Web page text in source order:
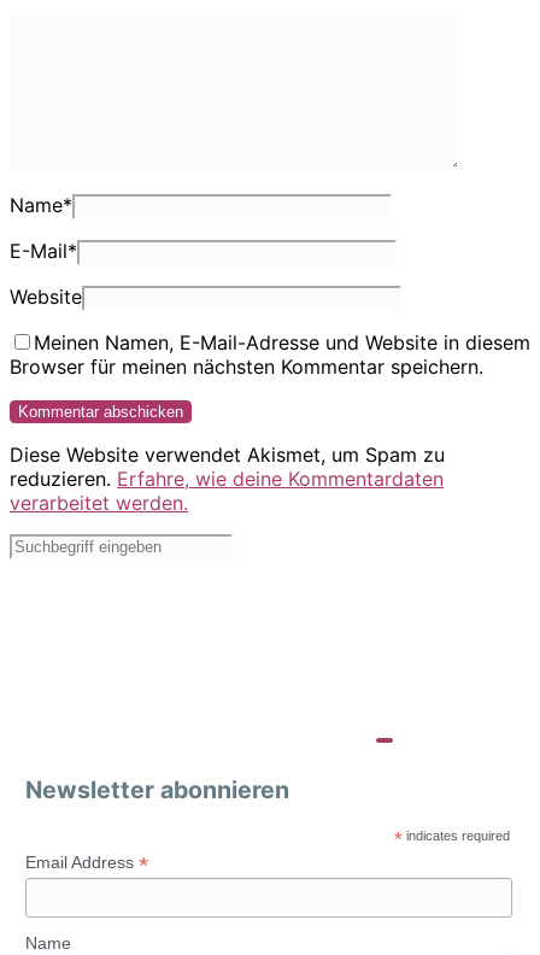
Name*
E-Mail*
Website
Meinen Namen, E-Mail-Adresse und Website in diesem
Browser für meinen nächsten Kommentar speichern.
Diese Website verwendet Akismet, um Spam zu
reduzieren. Erfahre, wie deine Kommentardaten
verarbeitet werden.
Newsletter abonnieren
* indicates required
Email Address *
Name